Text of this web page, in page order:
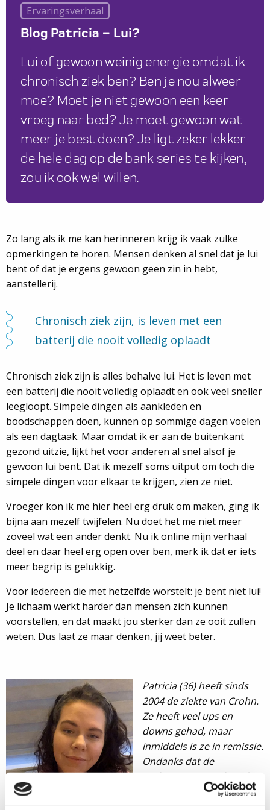
Ervaringsverhaal
Blog Patricia – Lui?
Lui of gewoon weinig energie omdat ik
chronisch ziek ben? Ben je nou alweer
moe? Moet je niet gewoon een keer
vroeg naar bed? Je moet gewoon wat
meer je best doen? Je ligt zeker lekker
de hele dag op de bank series te kijken,
zou ik ook wel willen.
Zo lang als ik me kan herinneren krijg ik vaak zulke
opmerkingen te horen. Mensen denken al snel dat je lui
bent of dat je ergens gewoon geen zin in hebt,
aanstellerij.
Chronisch ziek zijn, is leven met een
batterij die nooit volledig oplaadt
Chronisch ziek zijn is alles behalve lui. Het is leven met
een batterij die nooit volledig oplaadt en ook veel sneller
leegloopt. Simpele dingen als aankleden en
boodschappen doen, kunnen op sommige dagen voelen
als een dagtaak. Maar omdat ik er aan de buitenkant
gezond uitzie, lijkt het voor anderen al snel alsof je
gewoon lui bent. Dat ik mezelf soms uitput om toch die
simpele dingen voor elkaar te krijgen, zien ze niet.
Vroeger kon ik me hier heel erg druk om maken, ging ik
bijna aan mezelf twijfelen. Nu doet het me niet meer
zoveel wat een ander denkt. Nu ik online mijn verhaal
deel en daar heel erg open over ben, merk ik dat er iets
meer begrip is gelukkig.
Voor iedereen die met hetzelfde worstelt: je bent niet lui!
Je lichaam werkt harder dan mensen zich kunnen
voorstellen, en dat maakt jou sterker dan ze ooit zullen
weten. Dus laat ze maar denken, jij weet beter.
Patricia (36) heeft sinds
2004 de ziekte van Crohn.
Ze heeft veel ups en
downs gehad, maar
inmiddels is ze in remissie.
Ondanks dat de
uitdagingen met de ziekte
van Crohn soms groot
zijn, probeert ze positief te